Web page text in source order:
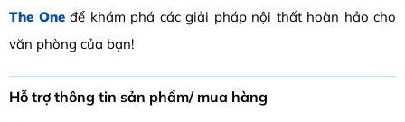
The Oneđể khám phá các giải pháp nội thất hoàn hảo cho
văn phòng của bạn!
Hỗ trợ thông tin sản phẩm/ mua hàng